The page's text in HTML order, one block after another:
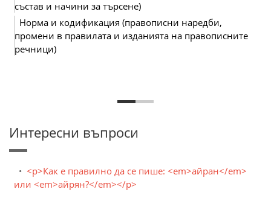
състав и начини за търсене)
Норма и кодификация (правописни наредби,
промени в правилата и изданията на правописните
речници)
Интересни въпроси
<p>Как е правилно да се пише: <em>айран</em>
или <em>айрян?</em></p>